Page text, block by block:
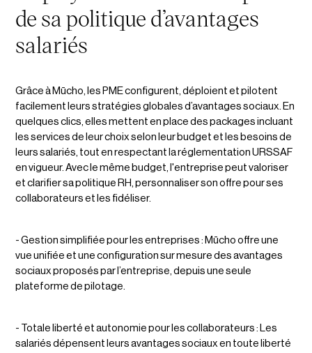
de sa politique d’avantages
salariés
Grâce à Mūcho, les PME configurent, déploient et pilotent
facilement leurs stratégies globales d’avantages sociaux. En
quelques clics, elles mettent en place des packages incluant
les services de leur choix selon leur budget et les besoins de
leurs salariés, tout en respectant la réglementation URSSAF
en vigueur. Avec le même budget, l'entreprise peut valoriser
et clarifier sa politique RH, personnaliser son offre pour ses
collaborateurs et les fidéliser.
- Gestion simplifiée pour les entreprises : Mūcho offre une
vue unifiée et une configuration sur mesure des avantages
sociaux proposés par l’entreprise, depuis une seule
plateforme de pilotage.
- Totale liberté et autonomie pour les collaborateurs : Les
salariés dépensent leurs avantages sociaux en toute liberté